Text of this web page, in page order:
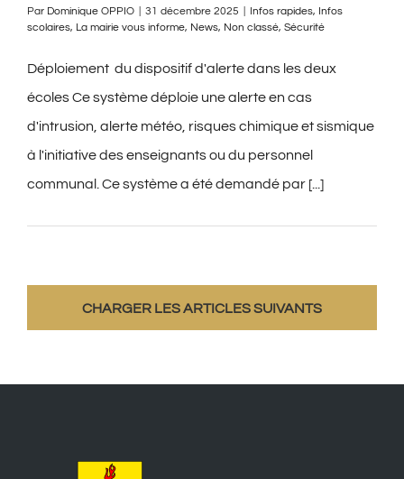
Par Dominique OPPIO 31 décembre 2025 Infos rapides, Infos
scolaires, La mairie vous informe, News, Non classé, Sécurité
Déploiement du dispositif d'alerte dans les deux
écoles Ce système déploie une alerte en cas
d'intrusion, alerte météo, risques chimique et sismique
à l'initiative des enseignants ou du personnel
communal. Ce système a été demandé par [...]
CHARGER LES ARTICLES SUIVANTS